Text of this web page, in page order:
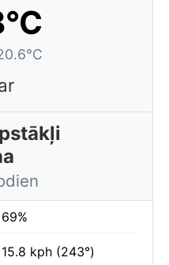
69%
15.8 kph (243°)